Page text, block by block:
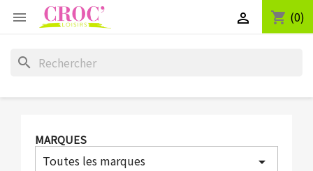
 shopping_cart (0)

search
MARQUES
Toutes les marques arrow_drop_down